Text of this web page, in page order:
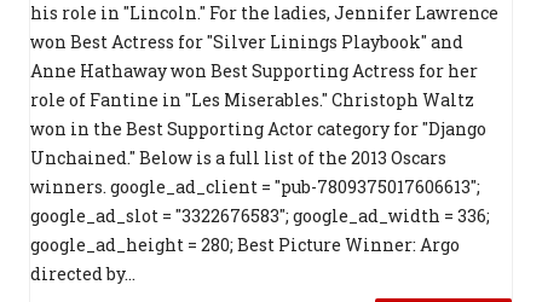
his role in "Lincoln." For the ladies, Jennifer Lawrence
won Best Actress for "Silver Linings Playbook" and
Anne Hathaway won Best Supporting Actress for her
role of Fantine in "Les Miserables." Christoph Waltz
won in the Best Supporting Actor category for "Django
Unchained." Below is a full list of the 2013 Oscars
winners. google_ad_client = "pub-7809375017606613";
google_ad_slot = "3322676583"; google_ad_width = 336;
google_ad_height = 280; Best Picture Winner: Argo
directed by...